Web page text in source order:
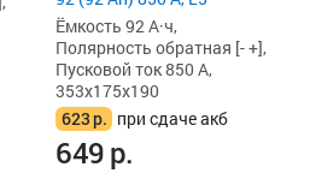
Ёмкость 92 А·ч,
Полярность обратная [- +],
Пусковой ток 850 А,
353x175x190
623р. при сдаче акб
649р.